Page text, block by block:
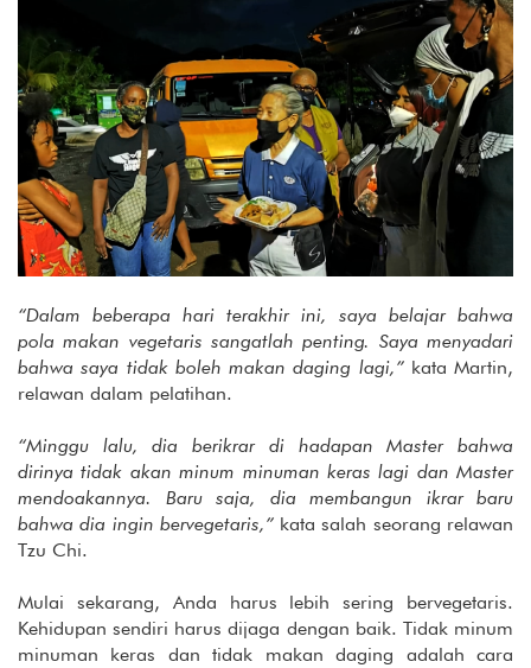
“Dalam beberapa hari terakhir ini, saya belajar bahwa
pola makan vegetaris sangatlah penting. Saya menyadari
bahwa saya tidak boleh makan daging lagi,” kata Martin,
relawan dalam pelatihan.
“Minggu lalu, dia berikrar di hadapan Master bahwa
dirinya tidak akan minum minuman keras lagi dan Master
mendoakannya. Baru saja, dia membangun ikrar baru
bahwa dia ingin bervegetaris,”kata salah seorang relawan
Tzu Chi.
Mulai sekarang, Anda harus lebih sering bervegetaris.
Kehidupan sendiri harus dijaga dengan baik. Tidak minum
minuman keras dan tidak makan daging adalah cara